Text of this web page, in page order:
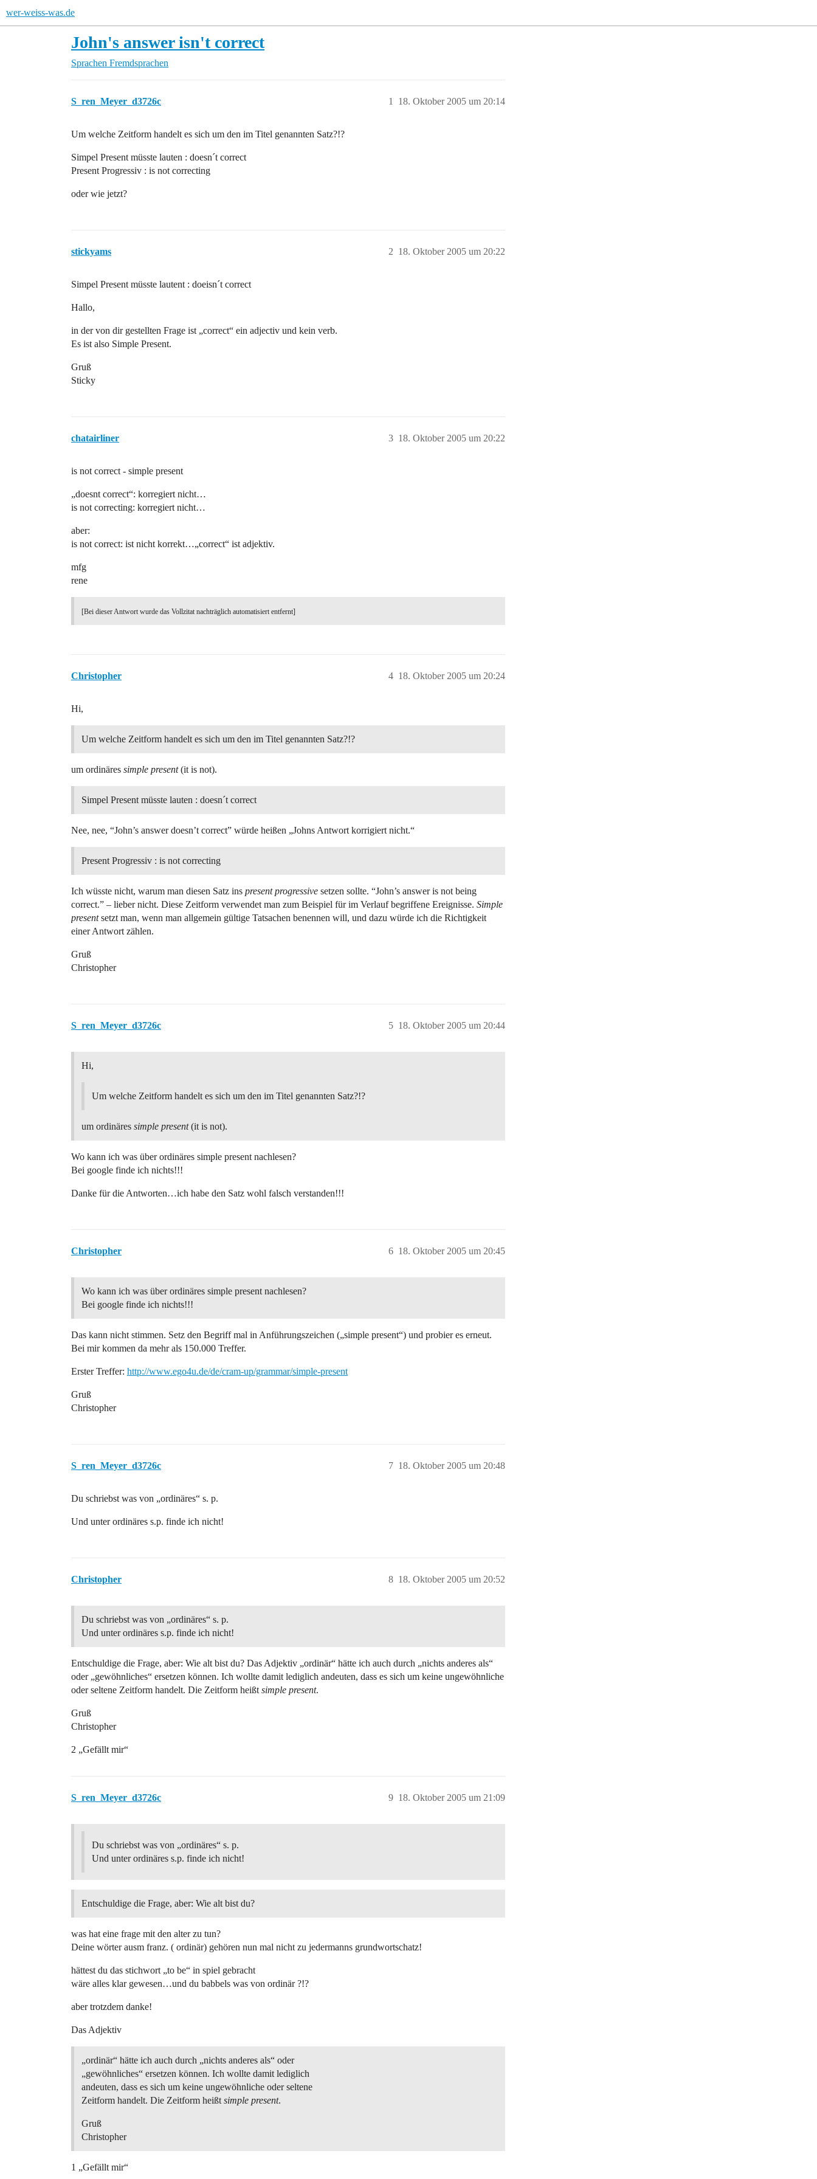
wer-weiss-was.de
John's answer isn't correct
Sprachen Fremdsprachen
S_ren_Meyer_d3726c 18. Oktober 2005 um 20:14
1
Um welche Zeitform handelt es sich um den im Titel genannten Satz?!?
Simpel Present müsste lauten : doesn´t correct
Present Progressiv : is not correcting
oder wie jetzt?
stickyams 18. Oktober 2005 um 20:22
2
Simpel Present müsste lautent : doeisn´t correct
Hallo,
in der von dir gestellten Frage ist „correct“ ein adjectiv und kein verb.
Es ist also Simple Present.
Gruß
Sticky
chatairliner 18. Oktober 2005 um 20:22
3
is not correct - simple present
„doesnt correct“: korregiert nicht…
is not correcting: korregiert nicht…
aber:
is not correct: ist nicht korrekt…„correct“ ist adjektiv.
mfg
rene
[Bei dieser Antwort wurde das Vollzitat nachträglich automatisiert entfernt]
Christopher 18. Oktober 2005 um 20:24
4
Hi,
Um welche Zeitform handelt es sich um den im Titel genannten Satz?!?
um ordinäres simple present(it is not).
Simpel Present müsste lauten : doesn´t correct
Nee, nee, “John’s answer doesn’t correct” würde heißen „Johns Antwort korrigiert nicht.“
Present Progressiv : is not correcting
Ich wüsste nicht, warum man diesen Satz ins present progressive setzen sollte. “John’s answer is not being
correct.” – lieber nicht. Diese Zeitform verwendet man zum Beispiel für im Verlauf begriffene Ereignisse. Simple
presentsetzt man, wenn man allgemein gültige Tatsachen benennen will, und dazu würde ich die Richtigkeit
einer Antwort zählen.
Gruß
Christopher
S_ren_Meyer_d3726c 18. Oktober 2005 um 20:44
5
Hi,
Um welche Zeitform handelt es sich um den im Titel genannten Satz?!?
um ordinäres simple present(it is not).
Wo kann ich was über ordinäres simple present nachlesen?
Bei google finde ich nichts!!!
Danke für die Antworten…ich habe den Satz wohl falsch verstanden!!!
Christopher 18. Oktober 2005 um 20:45
6
Wo kann ich was über ordinäres simple present nachlesen?
Bei google finde ich nichts!!!
Das kann nicht stimmen. Setz den Begriff mal in Anführungszeichen („simple present“) und probier es erneut.
Bei mir kommen da mehr als 150.000 Treffer.
Erster Treffer: http://www.ego4u.de/de/cram-up/grammar/simple-present
Gruß
Christopher
S_ren_Meyer_d3726c 18. Oktober 2005 um 20:48
7
Du schriebst was von „ordinäres“ s. p.
Und unter ordinäres s.p. finde ich nicht!
Christopher 18. Oktober 2005 um 20:52
8
Du schriebst was von „ordinäres“ s. p.
Und unter ordinäres s.p. finde ich nicht!
Entschuldige die Frage, aber: Wie alt bist du? Das Adjektiv „ordinär“ hätte ich auch durch „nichts anderes als“
oder „gewöhnliches“ ersetzen können. Ich wollte damit lediglich andeuten, dass es sich um keine ungewöhnliche
oder seltene Zeitform handelt. Die Zeitform heißt simple present.
Gruß
Christopher
2 „Gefällt mir“
S_ren_Meyer_d3726c 18. Oktober 2005 um 21:09
9
Du schriebst was von „ordinäres“ s. p.
Und unter ordinäres s.p. finde ich nicht!
Entschuldige die Frage, aber: Wie alt bist du?
was hat eine frage mit den alter zu tun?
Deine wörter ausm franz. ( ordinär) gehören nun mal nicht zu jedermanns grundwortschatz!
hättest du das stichwort „to be“ in spiel gebracht
wäre alles klar gewesen…und du babbels was von ordinär ?!?
aber trotzdem danke!
Das Adjektiv
„ordinär“ hätte ich auch durch „nichts anderes als“ oder
„gewöhnliches“ ersetzen können. Ich wollte damit lediglich
andeuten, dass es sich um keine ungewöhnliche oder seltene
Zeitform handelt. Die Zeitform heißt simple present.
Gruß
Christopher
1 „Gefällt mir“